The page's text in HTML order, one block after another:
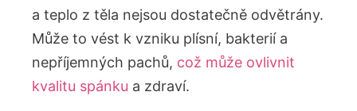
a teplo z těla nejsou dostatečně odvětrány.
Může to vést k vzniku plísní, bakterií a
nepříjemných pachů, což může ovlivnit
kvalitu spánku a zdraví.